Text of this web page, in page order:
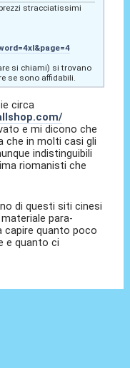
stracciatissimi
si chiami) si trovano
se sono affidabili.
circa
e mi dicono che
che in molti casi gli
indistinguibili
riomanisti che
di questi siti cinesi
para-
capire quanto poco
e quanto ci